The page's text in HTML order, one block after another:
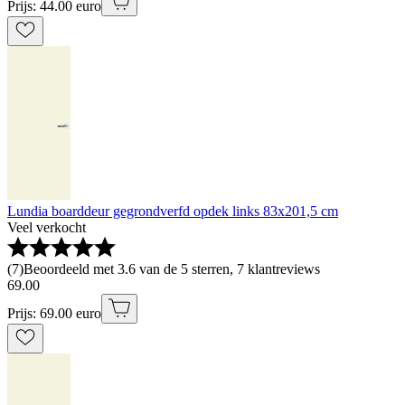
Prijs: 44.00 euro
Lundia boarddeur gegrondverfd opdek links 83x201,5 cm
Veel verkocht
(7)Beoordeeld met 3.6 van de 5 sterren, 7 klantreviews
69.00
Prijs: 69.00 euro